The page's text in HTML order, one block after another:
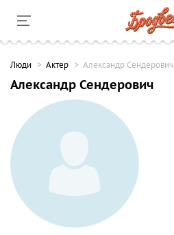
Люди Актер Александр Сендерович
Александр Сендерович